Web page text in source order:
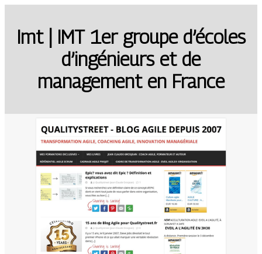
Imt | IMT 1er groupe d’écoles
d’ingénieurs et de
management en France